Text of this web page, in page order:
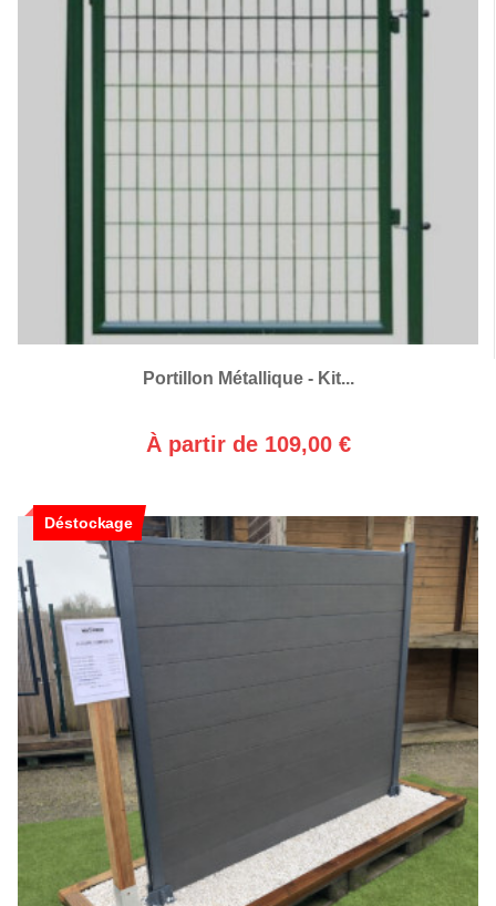
Portillon Métallique - Kit...
À partir de 109,00 €
Déstockage